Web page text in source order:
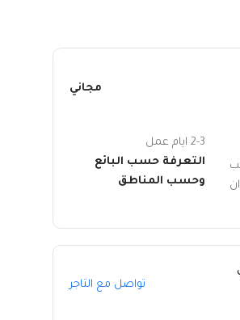
مجاني
2-3 ايام عمل
التعرفة حسب البائع
وحسب المناطق
تواصل مع التاجر